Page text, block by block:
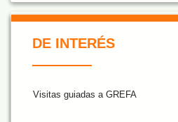
De Interés NARANJA
DE INTERÉS
Visitas guiadas a GREFA